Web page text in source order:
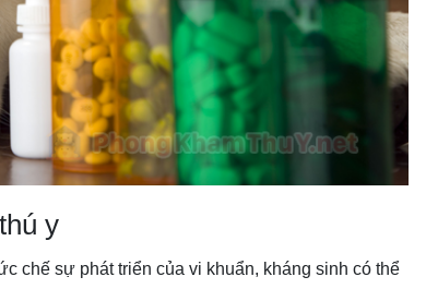
y
chế sự phát triển của vi khuẩn, kháng sinh có thể